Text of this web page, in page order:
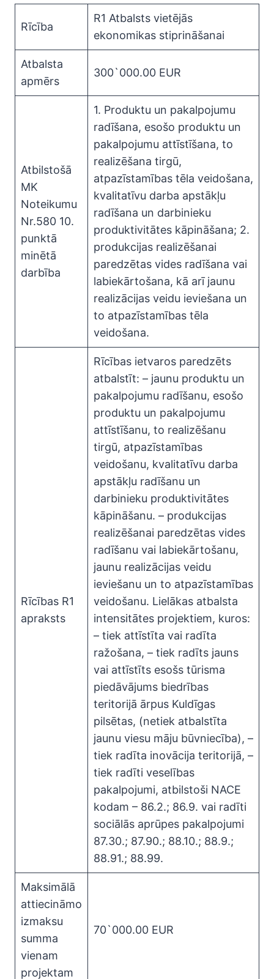
Rīcība
R1 Atbalsts vietējās
ekonomikas stiprināšanai
Atbalsta
apmērs
300`000.00 EUR
Atbilstošā
MK
Noteikumu
Nr.580 10.
punktā
minētā
darbība
1. Produktu un pakalpojumu
radīšana, esošo produktu un
pakalpojumu attīstīšana, to
realizēšana tirgū,
atpazīstamības tēla veidošana,
kvalitatīvu darba apstākļu
radīšana un darbinieku
produktivitātes kāpināšana; 2.
produkcijas realizēšanai
paredzētas vides radīšana vai
labiekārtošana, kā arī jaunu
realizācijas veidu ieviešana un
to atpazīstamības tēla
veidošana.
Rīcības R1
apraksts
Rīcības ietvaros paredzēts
atbalstīt: – jaunu produktu un
pakalpojumu radīšanu, esošo
produktu un pakalpojumu
attīstīšanu, to realizēšanu
tirgū, atpazīstamības
veidošanu, kvalitatīvu darba
apstākļu radīšanu un
darbinieku produktivitātes
kāpināšanu. – produkcijas
realizēšanai paredzētas vides
radīšanu vai labiekārtošanu,
jaunu realizācijas veidu
ieviešanu un to atpazīstamības
veidošanu. Lielākas atbalsta
intensitātes projektiem, kuros:
– tiek attīstīta vai radīta
ražošana, – tiek radīts jauns
vai attīstīts esošs tūrisma
piedāvājums biedrības
teritorijā ārpus Kuldīgas
pilsētas, (netiek atbalstīta
jaunu viesu māju būvniecība), –
tiek radīta inovācija teritorijā, –
tiek radīti veselības
pakalpojumi, atbilstoši NACE
kodam – 86.2.; 86.9. vai radīti
sociālās aprūpes pakalpojumi
87.30.; 87.90.; 88.10.; 88.9.;
88.91.; 88.99.
Maksimālā
attiecināmo
izmaksu
summa
vienam
projektam
70`000.00 EUR